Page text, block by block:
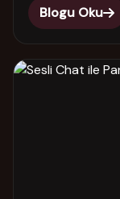
Blogu Oku